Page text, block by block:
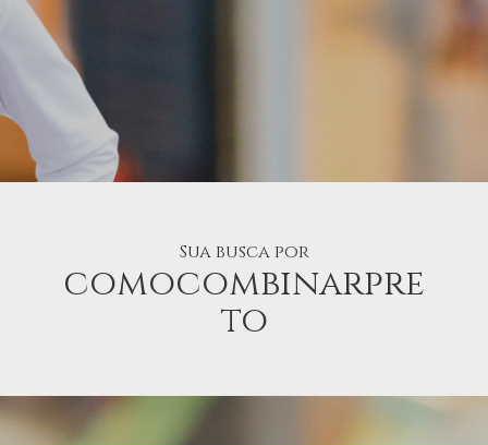
Sua busca por
comocombinarpre
to